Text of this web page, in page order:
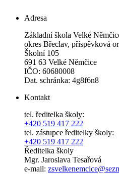
Adresa
Základní škola Velké
okres Břeclav, příspěvková
Školní 105
691 63 Velké Němčice
IČO: 60680008
Dat. schránka: 4g8f6n8
Kontakt
tel. ředitelka školy:
+420 519 417 222
tel. zástupce ředitelky školy:
+420 519 417 222
Ředitelka školy
Mgr. Jaroslava Tesařová
e-mail: